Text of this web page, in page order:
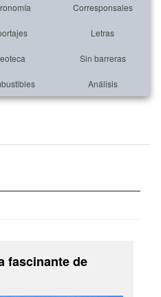
Corresponsales
Letras
Sin barreras
Análisis
fascinante de